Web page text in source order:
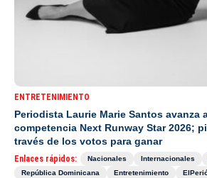
ENTRETENIMIENTO
Periodista Laurie Marie Santos avanza
competencia Next Runway Star 2026;
través de los votos para ganar
Enlaces rápidos: Nacionales Internacionales
República Dominicana
Entretenimiento